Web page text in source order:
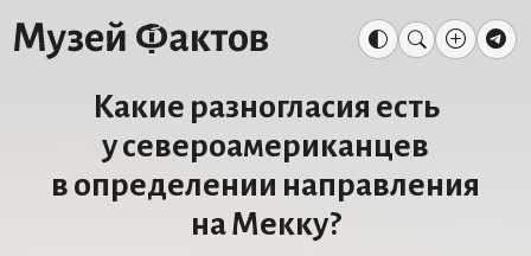
Какие разногласия есть
у североамериканцев
в определении направления
на Мекку?